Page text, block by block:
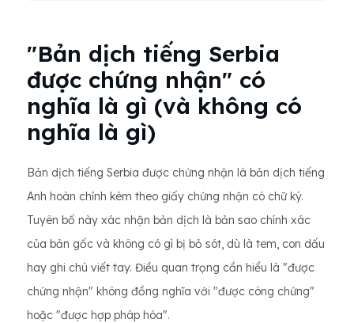
"Bản dịch tiếng Serbia
được chứng nhận" có
nghĩa là gì (và không có
nghĩa là gì)
Bản dịch tiếng Serbia được chứng nhận là bản dịch tiếng
Anh hoàn chỉnh kèm theo giấy chứng nhận có chữ ký.
Tuyên bố này xác nhận bản dịch là bản sao chính xác
của bản gốc và không có gì bị bỏ sót, dù là tem, con dấu
hay ghi chú viết tay. Điều quan trọng cần hiểu là "được
chứng nhận" không đồng nghĩa với "được công chứng"
hoặc "được hợp pháp hóa".